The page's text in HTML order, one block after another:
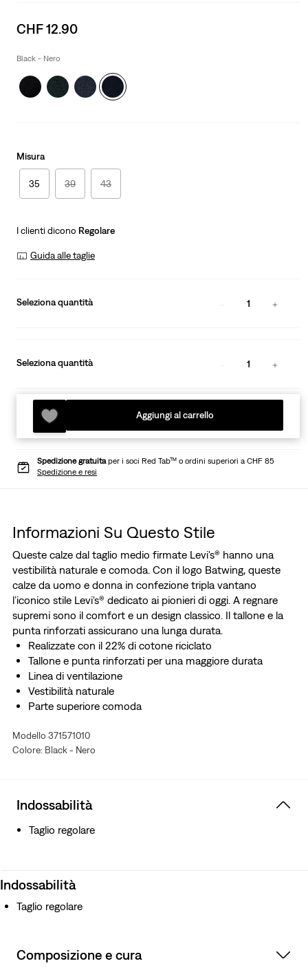
Sale
is
CHF 12.90
Black - Nero
Misura
35 39 43
I clienti dicono Regolare
Guida alle taglie
Seleziona quantità 1
Seleziona quantità 1
Aggiungi al carrello
Spedizione gratuitaper i soci Red Tab™ o ordini superiori a CHF 85
Spedizione e resi
Informazioni Su Questo Stile
Queste calze dal taglio medio firmate Levi's® hanno una
vestibilità naturale e comoda. Con il logo Batwing, queste
calze da uomo e donna in confezione tripla vantano
l’iconico stile Levi's® dedicato ai pionieri di oggi. A regnare
supremi sono il comfort e un design classico. Il tallone e la
punta rinforzati assicurano una lunga durata.
Realizzate con il 22% di cotone riciclato
Tallone e punta rinforzati per una maggiore durata
Linea di ventilazione
Vestibilità naturale
Parte superiore comoda
Modello 371571010
Colore: Black - Nero
Indossabilità
Taglio regolare
Indossabilità
Taglio regolare
Composizione e cura